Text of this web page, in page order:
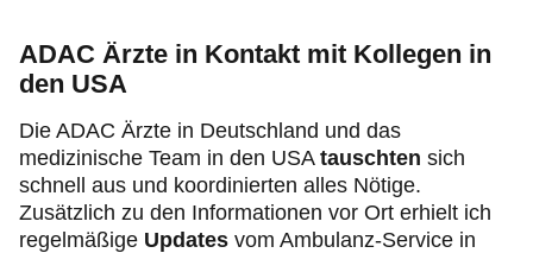
ADAC Ärzte in Kontakt mit Kollegen in
den USA
Die ADAC Ärzte in Deutschland und das
medizinische Team in den USA tauschten sich
schnell aus und koordinierten alles Nötige.
Zusätzlich zu den Informationen vor Ort erhielt ich
regelmäßige Updates vom Ambulanz-Service in